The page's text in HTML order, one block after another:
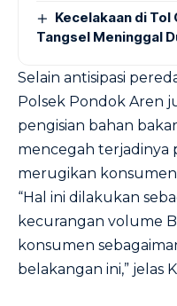
Kecelakaan di Tol
Tangsel Meninggal
Selain antisipasi
Polsek Pondok Aren
pengisian bahan
mencegah terjadinya
merugikan
“Hal ini dilakukan
kecurangan volume
konsumen
belakangan ini,” jelas